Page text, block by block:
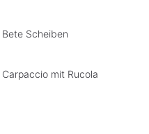
Scheiben
mit Rucola